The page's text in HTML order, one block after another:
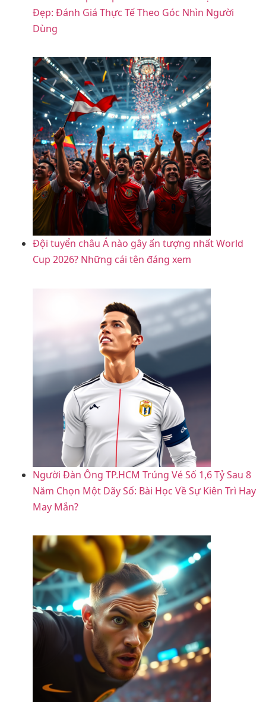
Đẹp: Đánh Giá Thực Tế Theo Góc Nhìn Người
Dùng
Đội tuyển châu Á nào gây ấn tượng nhất World
Cup 2026? Những cái tên đáng xem
Người Đàn Ông TP.HCM Trúng Vé Số 1,6 Tỷ Sau 8
Năm Chọn Một Dãy Số: Bài Học Về Sự Kiên Trì Hay
May Mắn?